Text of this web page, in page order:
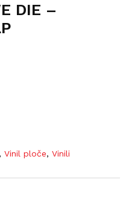
DIE –
Vinil ploče, Vinili